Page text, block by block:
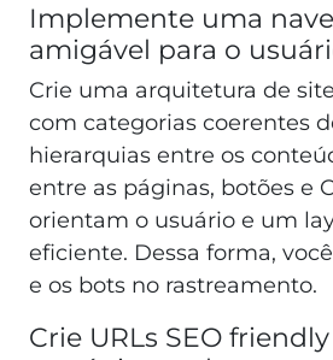
Implemente uma
amigável para o
Crie uma arquitetura de
com categorias coerentes
hierarquias entre os
entre as páginas, botões e
orientam o usuário e um
eficiente. Dessa forma,
e os bots no rastreamento.
Crie URLs SEO